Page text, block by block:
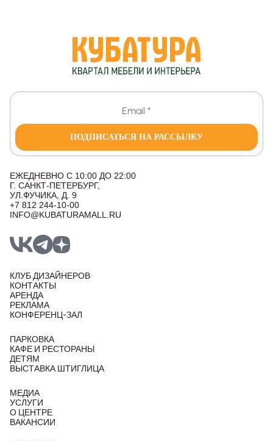
ПОДПИСАТЬСЯ НА РАССЫЛКУ
ЕЖЕДНЕВНО С 10:00 ДО 22:00
Г. САНКТ-ПЕТЕРБУРГ,
УЛ.ФУЧИКА, Д. 9
+7 812 244-10-00
INFO@KUBATURAMALL.RU
КЛУБ ДИЗАЙНЕРОВ
КОНТАКТЫ
АРЕНДА
РЕКЛАМА
КОНФЕРЕНЦ-ЗАЛ
ПАРКОВКА
КАФЕ И РЕСТОРАНЫ
ДЕТЯМ
ВЫСТАВКА ШТИГЛИЦА
МЕДИА
УСЛУГИ
О ЦЕНТРЕ
ВАКАНСИИ